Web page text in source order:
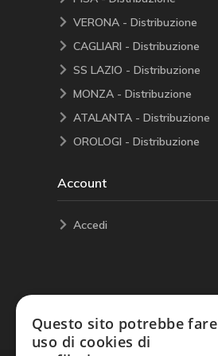
VERONA - Distribuzione
CAGLIARI - Distribuzione
SS LAZIO - Distribuzione
MONZA - Distribuzione
ATALANTA - Distribuzione
OROLOGI - Distribuzione
Account
Accedi
Questo sito potrebbe fare
uso di cookies di